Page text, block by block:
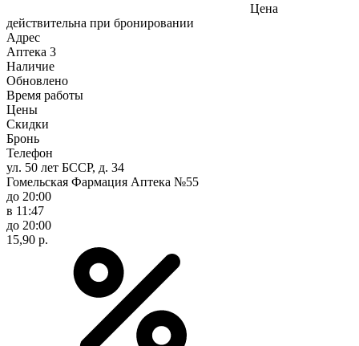
Цена
действительна при бронировании
Адрес
Аптека 3
Наличие
Обновлено
Время работы
Цены
Скидки
Бронь
Телефон
ул. 50 лет БССР, д. 34
Гомельская Фармация Аптека №55
до 20:00
в 11:47
до 20:00
15,90 р.